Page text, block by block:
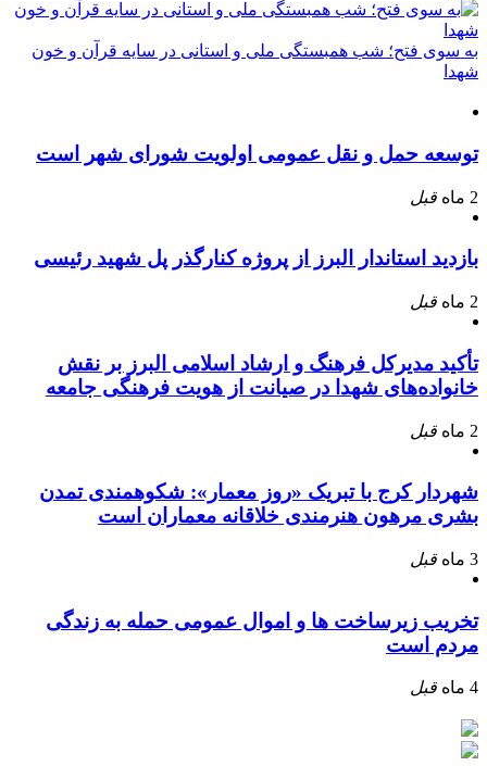
به سوی فتح؛ شب همبستگی ملی و استانی در سایه قرآن و خون
شهدا
توسعه حمل و نقل عمومی اولویت شورای شهر است
2 ماه قبل
بازدید استاندار البرز از پروژه کنارگذر پل شهید رئیسی
2 ماه قبل
تأکید مدیرکل فرهنگ و ارشاد اسلامی البرز بر نقش
خانواده‌های شهدا در صیانت از هویت فرهنگی جامعه
2 ماه قبل
شهردار کرج با تبریک «روز معمار»: شکوهمندی تمدن
بشری مرهون هنرمندی خلاقانه معماران است
3 ماه قبل
تخریب زیرساخت ها و اموال عمومی حمله به زندگی
مردم است
4 ماه قبل